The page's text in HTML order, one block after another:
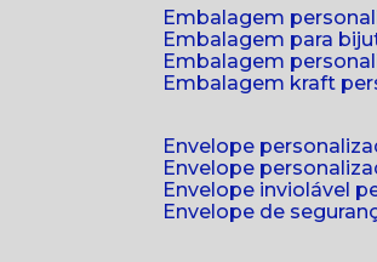
embalagem
embalagem para
embalagem
embalagem kraft
envelope
envelope
envelope inviolável
envelope de